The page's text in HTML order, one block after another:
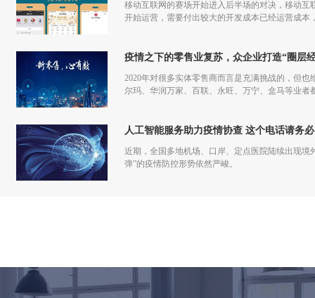
移动互联网的赛场开始进入后半场的对决，移动
开始运营，需要付出较大的开发成本已经运营成
疫情之下的零售业复苏，众企业打造“圈层
2020年对很多实体零售商而言是充满挑战的，但
尔玛、华润万家、百联、永旺、万宁、盒马等业
人工智能服务助力疫情协查 这个电话请务
近期，全国多地机场、口岸、定点医院陆续出现
弹”的疫情防控形势依然严峻。